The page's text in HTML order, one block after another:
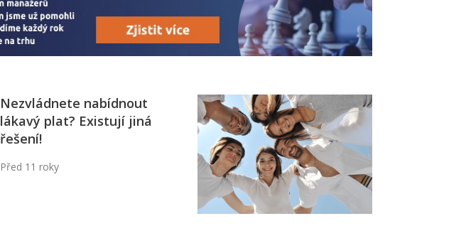
Nezvládnete nabídnout
lákavý plat? Existují jiná
řešení!
Před 11 roky